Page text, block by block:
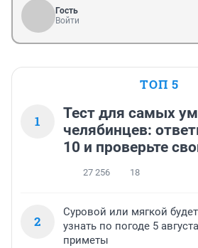
Гость
Войти
ТОП 5
1
Тест для самых
челябинцев:
10 и проверьте
27 256 18
2
Суровой или мягкой
узнать по погоде 5
приметы